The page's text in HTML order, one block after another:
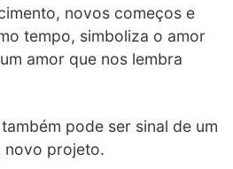
novos começos e
tempo, simboliza o amor
amor que nos lembra
pode ser sinal de um
novo projeto.